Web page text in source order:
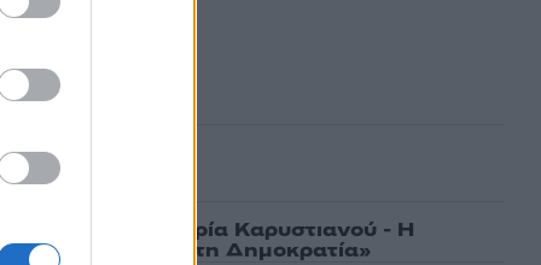
μένει η Μαρία Καρυστιανού - Η
την «Ελπίδα για τη Δημοκρατία»